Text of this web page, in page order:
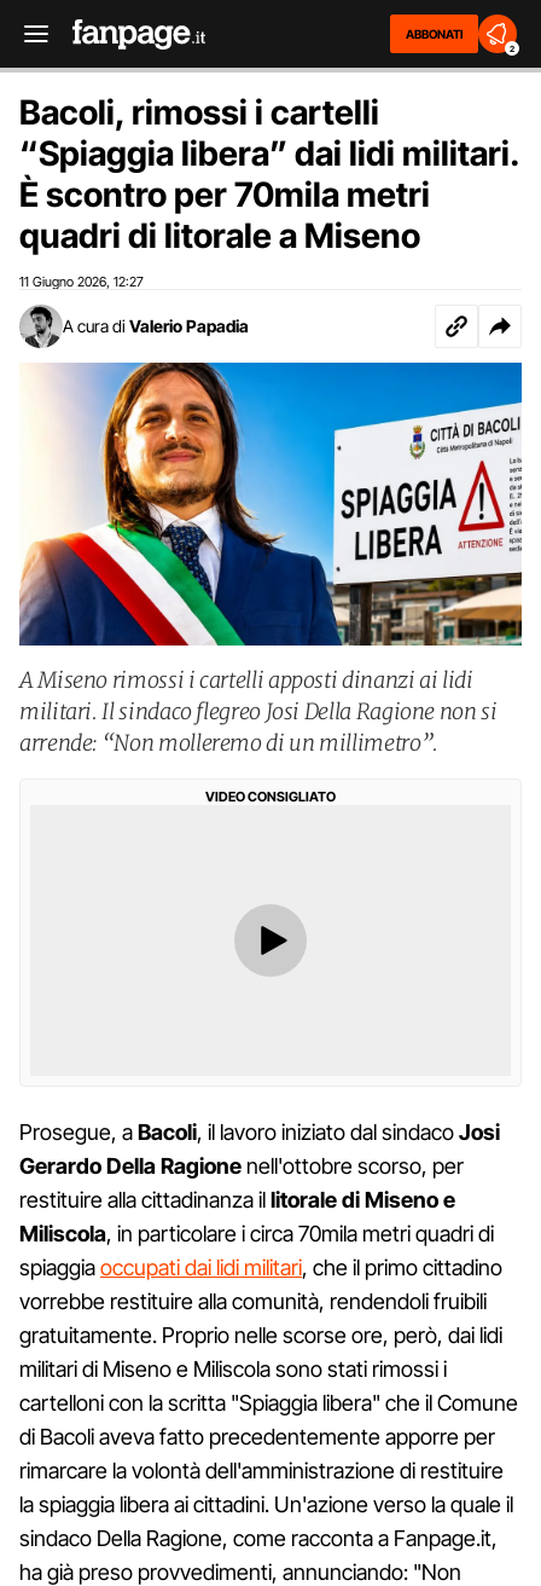
ABBONATI
2
Bacoli, rimossi i cartelli
“Spiaggia libera” dai lidi militari.
È scontro per 70mila metri
quadri di litorale a Miseno
11 Giugno 2026 12:27
A cura di Valerio Papadia
A Miseno rimossi i cartelli apposti dinanzi ai lidi
militari. Il sindaco flegreo Josi Della Ragione non si
arrende: “Non molleremo di un millimetro”.
VIDEO CONSIGLIATO
Prosegue, aBacoli, il lavoro iniziato dal sindacoJosi
Gerardo Della Ragione nell'ottobre scorso, per
restituire alla cittadinanza illitorale di Miseno e
Miliscola, in particolare i circa 70mila metri quadri di
spiaggiaoccupati dai lidi militari, che il primo cittadino
vorrebbe restituire alla comunità, rendendoli fruibili
gratuitamente. Proprio nelle scorse ore, però, dai lidi
militari di Miseno e Miliscola sono stati rimossi i
cartelloni con la scritta "Spiaggia libera" che il Comune
di Bacoli aveva fatto precedentemente apporre per
rimarcare la volontà dell'amministrazione di restituire
la spiaggia libera ai cittadini. Un'azione verso la quale il
sindaco Della Ragione, come racconta a Fanpage.it,
ha già preso provvedimenti, annunciando: "Non